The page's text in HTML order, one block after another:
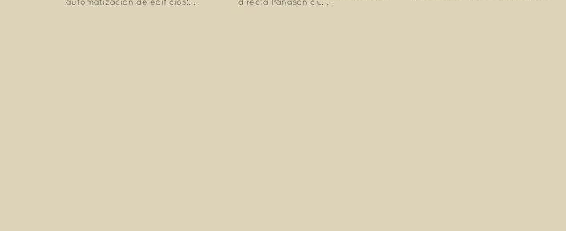
automatización de edificios:...
directa Panasonic y...